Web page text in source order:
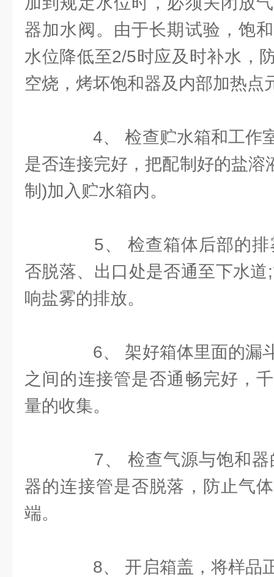
器加水阀。由于长期试验，饱
水位降低至2/5时应及时补水，
空烧，烤坏饱和器及内部加热点
4、 检查贮水箱和工作
是否连接完好，把配制好的盐溶
制)加入贮水箱内。
5、 检查箱体后部的排
否脱落、出口处是否通至下水
响盐雾的排放。
6、 架好箱体里面的漏
之间的连接管是否通畅完好，
量的收集。
7、 检查气源与饱和器
器的连接管是否脱落，防止气
端。
8、 开启箱盖，将样品